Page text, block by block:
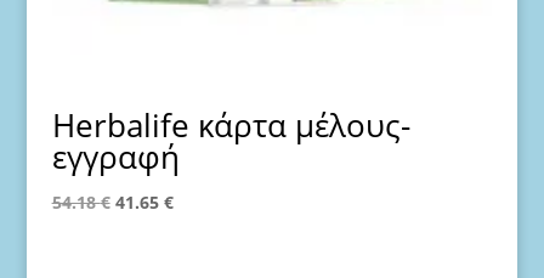
Herbalife κάρτα μέλους-
εγγραφή
54.18€ Original
41.65 €Η